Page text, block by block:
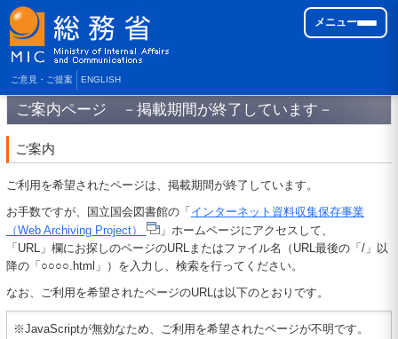
ご意見・ご提案 ENGLISH
メニュー
ご案内ページ －掲載期間が終了しています－
ご案内
ご利用を希望されたページは、掲載期間が終了しています。
お手数ですが、国立国会図書館の「 インターネット資料収集保存事業
（Web Archiving Project）
」ホームページにアクセスして、
「URL」欄にお探しのページのURLまたはファイル名（URL最後の「/」以
降の「○○○○.html」）を入力し、検索を行ってください。
なお、ご利用を希望されたページのURLは以下のとおりです。
※JavaScriptが無効なため、ご利用を希望されたページが不明です。